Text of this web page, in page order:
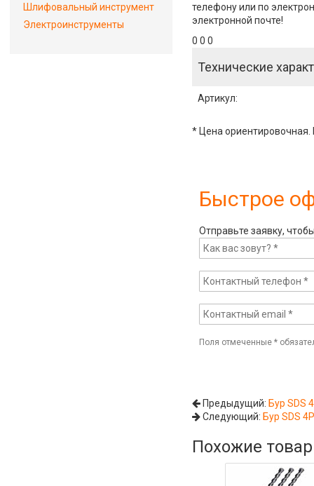
телефону или по
электронной почте!
0 0 0
Технические
Артикул:
* Цена ориентировочная.
Быстрое
Отправьте заявку,
Поля отмеченные*
Предыдущий: Бур SDS
Следующий: Бур SDS
Похожие
Шлифовальный инструмент
Электроинструменты